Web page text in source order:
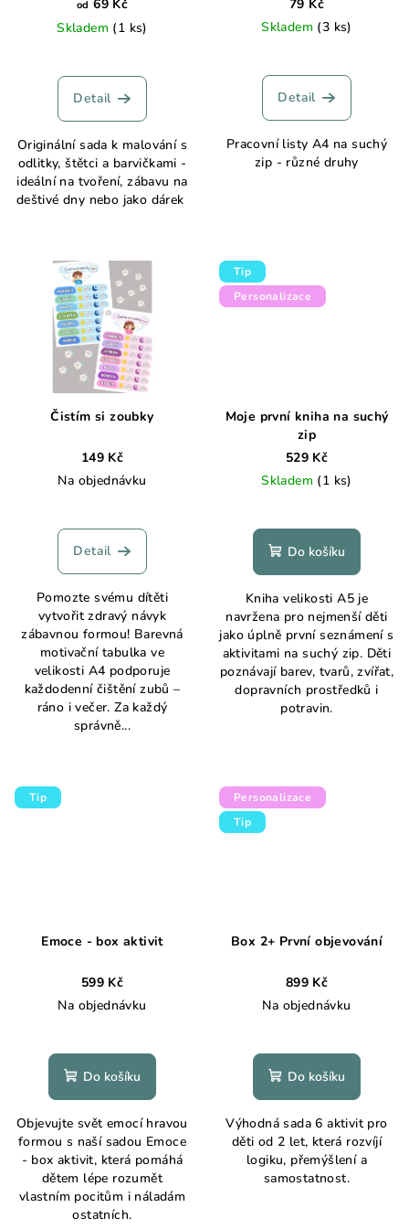
od 69 Kč
Skladem (1 ks)
Detail
Originální sada k malování s
odlitky, štětci a barvičkami -
ideální na tvoření, zábavu na
deštivé dny nebo jako dárek
79 Kč
Skladem (3 ks)
Detail
Pracovní listy A4 na suchý
zip - různé druhy
Čistím si zoubky
149 Kč
Na objednávku
Detail
Pomozte svému dítěti
vytvořit zdravý návyk
zábavnou formou! Barevná
motivační tabulka ve
velikosti A4 podporuje
každodenní čištění zubů –
ráno i večer. Za každý
správně...
Tip
Personalizace
Moje první kniha na suchý
zip
529 Kč
Skladem (1 ks)
hodnocení
produktu
z
5
hvězdiček.
Do košíku
Kniha velikosti A5 je
navržena pro nejmenší děti
jako úplně první seznámení s
aktivitami na suchý zip. Děti
poznávají barev, tvarů, zvířat,
dopravních prostředků i
potravin.
Tip
Emoce - box aktivit
599 Kč
Na objednávku
Do košíku
Objevujte svět emocí hravou
formou s naší sadou Emoce
- box aktivit, která pomáhá
dětem lépe rozumět
vlastním pocitům i náladám
ostatních.
Personalizace
Tip
Box 2+ První objevování
899 Kč
Na objednávku
Do košíku
Výhodná sada 6 aktivit pro
děti od 2 let, která rozvíjí
logiku, přemýšlení a
samostatnost.